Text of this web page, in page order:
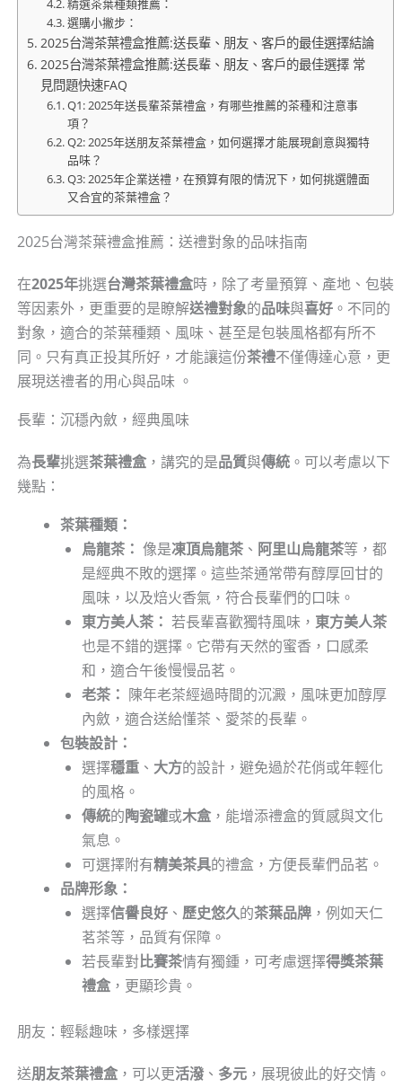
精選茶葉種類推薦：
選購小撇步：
2025台灣茶葉禮盒推薦:送長輩、朋友、客戶的最佳選擇結論
2025台灣茶葉禮盒推薦:送長輩、朋友、客戶的最佳選擇 常
見問題快速FAQ
Q1: 2025年送長輩茶葉禮盒，有哪些推薦的茶種和注意事
項？
Q2: 2025年送朋友茶葉禮盒，如何選擇才能展現創意與獨特
品味？
Q3: 2025年企業送禮，在預算有限的情況下，如何挑選體面
又合宜的茶葉禮盒？
2025台灣茶葉禮盒推薦：送禮對象的品味指南
在2025年挑選台灣茶葉禮盒時，除了考量預算、產地、包裝
等因素外，更重要的是瞭解送禮對象的品味與喜好。不同的
對象，適合的茶葉種類、風味、甚至是包裝風格都有所不
同。只有真正投其所好，才能讓這份茶禮不僅傳達心意，更
展現送禮者的用心與品味 。
長輩：沉穩內斂，經典風味
為長輩挑選茶葉禮盒，講究的是品質與傳統。可以考慮以下
幾點：
茶葉種類：
烏龍茶： 像是凍頂烏龍茶、 阿里山烏龍茶等，都
是經典不敗的選擇。這些茶通常帶有醇厚回甘的
風味，以及焙火香氣，符合長輩們的口味。
東方美人茶： 若長輩喜歡獨特風味， 東方美人茶
也是不錯的選擇。它帶有天然的蜜香，口感柔
和，適合午後慢慢品茗。
老茶： 陳年老茶經過時間的沉澱，風味更加醇厚
內斂，適合送給懂茶、愛茶的長輩。
包裝設計：
選擇穩重、 大方的設計，避免過於花俏或年輕化
的風格。
傳統的陶瓷罐或木盒，能增添禮盒的質感與文化
氣息。
可選擇附有精美茶具的禮盒，方便長輩們品茗。
品牌形象：
選擇信譽良好、 歷史悠久的茶葉品牌，例如天仁
茗茶等，品質有保障。
若長輩對比賽茶情有獨鍾，可考慮選擇得獎茶葉
禮盒，更顯珍貴。
朋友：輕鬆趣味，多樣選擇
送朋友茶葉禮盒，可以更活潑、 多元，展現彼此的好交情。